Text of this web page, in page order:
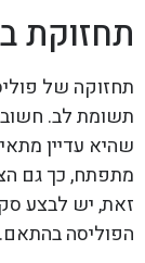
תחזוקת
תחזוקה של
תשומת לב. חשוב
שהיא עדיין
מתפתח, כך גם
זאת, יש לבצע
הפוליסה בהתאם.